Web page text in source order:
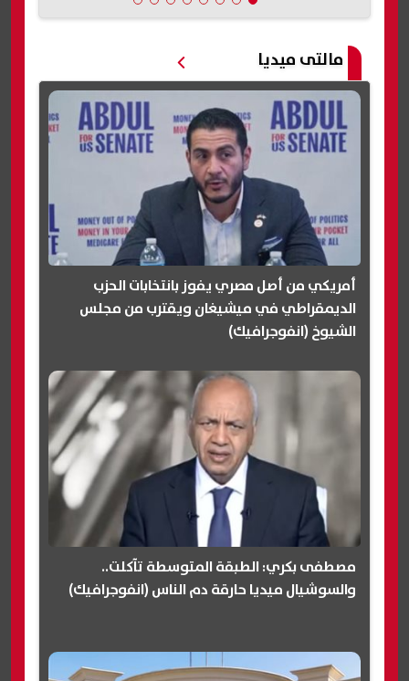
مالتى ميديا
أمريكي من أصل مصري يفوز بانتخابات الحزب
الديمقراطي في ميشيغان ويقترب من مجلس
الشيوخ (انفوجرافيك)
مصطفى بكري: الطبقة المتوسطة تآكلت..
والسوشيال ميديا حارقة دم الناس (انفوجرافيك)